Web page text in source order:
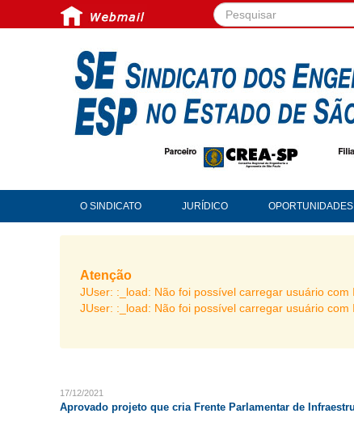
Pesquisar...
O SINDICATO JURÍDICO OPORTUNIDADES
Atenção
JUser: :_load: Não foi possível carregar usuário com
JUser: :_load: Não foi possível carregar usuário com
17/12/2021
Aprovado projeto que cria Frente Parlamentar de